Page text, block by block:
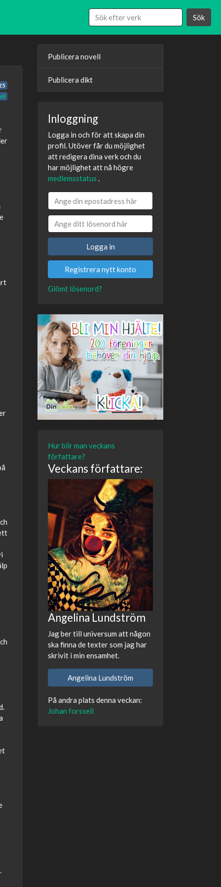
Sök
Publicera novell
Publicera dikt
Inloggning
Logga in och för att skapa din
profil. Utöver får du möjlighet
att redigera dina verk och du
har möjlighet att nå högre
medlemsstatus .
Logga in
Registrera nytt konto
Glömt lösenord?
Hur blir man veckans
författare?
Veckans författare:
Angelina Lundström
Jag ber till universum att någon
ska finna de texter som jag har
skrivit i min ensamhet.
Angelina Lundström
På andra plats denna veckan:
Johan forssell